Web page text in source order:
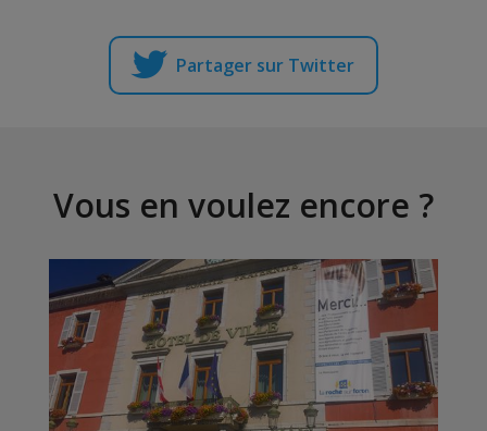
Partager sur Twitter
Vous en voulez encore ?